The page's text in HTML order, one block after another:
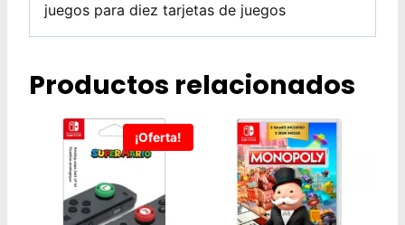
juegos para diez tarjetas de juegos
Productos relacionados
¡Oferta!